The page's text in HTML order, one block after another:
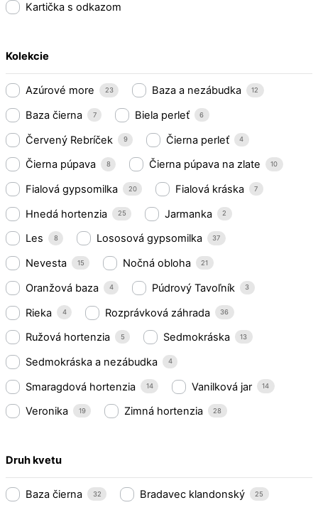
Kartička s odkazom
Kolekcie
Azúrové more 23 Baza a nezábudka 12
Baza čierna 7 Biela perleť 6
Červený Rebríček 9 Čierna perleť 4
Čierna púpava 8 Čierna púpava na zlate 10
Fialová gypsomilka 20 Fialová kráska 7
Hnedá hortenzia 25 Jarmanka 2
Les 8 Lososová gypsomilka 37
Nevesta 15 Nočná obloha 21
Oranžová baza 4 Púdrový Tavoľník 3
Rieka 4 Rozprávková záhrada 36
Ružová hortenzia 5 Sedmokráska 13
Sedmokráska a nezábudka 4
Smaragdová hortenzia 14 Vanilková jar 14
Veronika 19 Zimná hortenzia 28
Druh kvetu
Baza čierna 32 Bradavec klandonský 25